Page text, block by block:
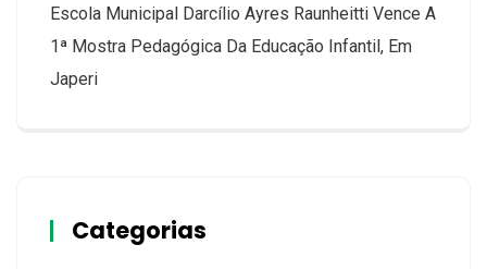
Escola Municipal Darcílio Ayres Raunheitti Vence A
1ª Mostra Pedagógica Da Educação Infantil, Em
Japeri
Categorias